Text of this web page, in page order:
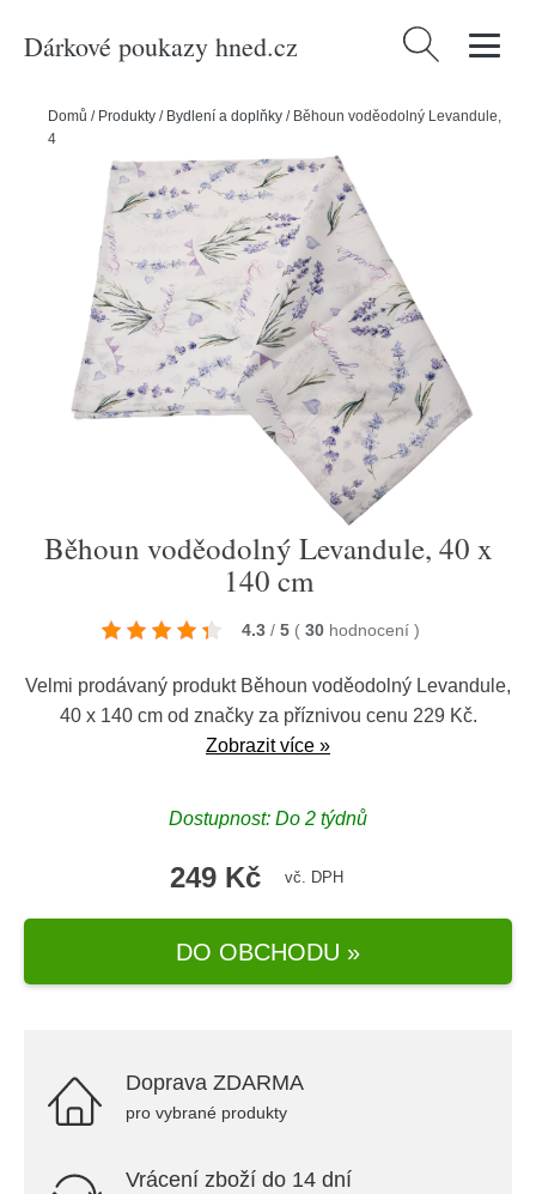
Dárkové poukazy hned.cz Vyhledávání
Domů / Produkty / Bydlení a doplňky / Běhoun voděodolný Levandule,
40 x 140 cm
Běhoun voděodolný Levandule, 40 x
140 cm
4.3 / 5 ( 30 hodnocení )
Velmi prodávaný produkt Běhoun voděodolný Levandule,
40 x 140 cm od značky za příznivou cenu 229 Kč.
Zobrazit více »
Dostupnost: Do 2 týdnů
249 Kč vč. DPH
DO OBCHODU »
Doprava ZDARMA
pro vybrané produkty
Vrácení zboží do 14 dní